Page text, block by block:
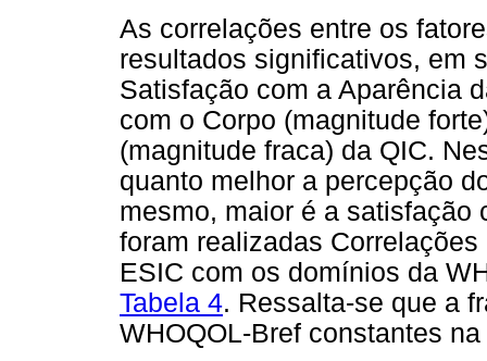
As correlações entre os
resultados significativos, em
Satisfação com a Aparência
com o Corpo (magnitude
(magnitude fraca) da QIC.
quanto melhor a percepção
mesmo, maior é a satisfação
foram realizadas
ESIC com os domínios da
Tabela 4. Ressalta-se que a
WHOQOL-Bref constantes